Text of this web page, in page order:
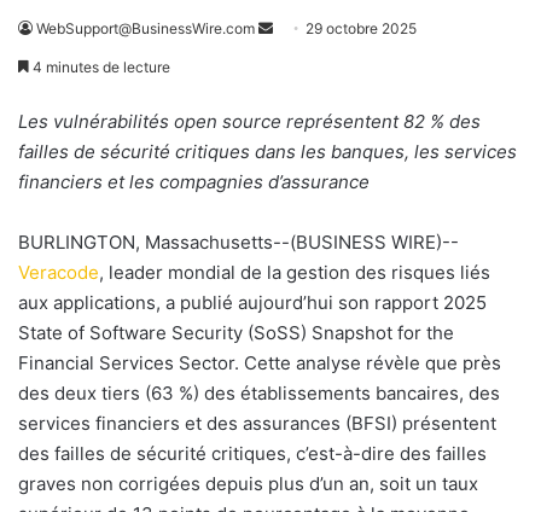
WebSupport@BusinessWire.com
o
y
e
r
i
e
l
29 octobre 2025
4 minutes de lecture
Les vulnérabilités open source représentent 82 % des
failles de sécurité critiques dans les banques, les services
financiers et les compagnies d’assurance
BURLINGTON, Massachusetts--(BUSINESS WIRE)--
Veracode, leader mondial de la gestion des risques liés
aux applications, a publié aujourd’hui son rapport 2025
State of Software Security (SoSS) Snapshot for the
Financial Services Sector. Cette analyse révèle que près
des deux tiers (63 %) des établissements bancaires, des
services financiers et des assurances (BFSI) présentent
des failles de sécurité critiques, c’est-à-dire des failles
graves non corrigées depuis plus d’un an, soit un taux